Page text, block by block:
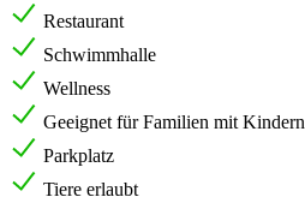
Restaurant
Schwimmhalle
Wellness
Geeignet für Familien mit Kindern
Parkplatz
Tiere erlaubt